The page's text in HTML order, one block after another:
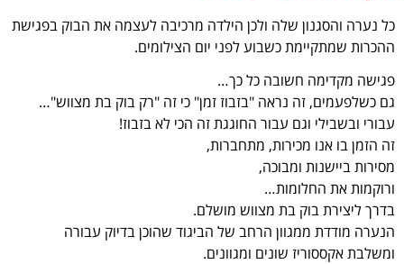
כל נערה והסגנון שלה ולכן הילדה מרכיבה לעצמה את הבוק בפגישת
ההכרות שמתקיימת כשבוע לפני יום הצילומים.
פגישה מקדימה חשובה כל כך…
גם כשלפעמים, זה נראה "בזבוז זמן" כי זה "רק בוק בת מצווש"…
עבורי ובשבילי וגם עבור החוגגת זה הכי לא בזבוז!
זה הזמן בו אנו מכירות, מתחברות,
מסירות ביישנות ומבוכה,
ורוקמות את החלומות…
בדרך ליצירת בוק בת מצווש מושלם.
הנערה מודדת ממגוון הרחב של הביגוד שהוכן בדיוק עבורה
ומשלבת אקססוריז שונים ומגוונים.